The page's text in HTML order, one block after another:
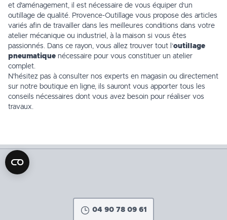
et d'aménagement, il est nécessaire de vous équiper d’un
outillage de qualité. Provence-Outillage vous propose des articles
variés afin de travailler dans les meilleures conditions dans votre
atelier mécanique ou industriel, à la maison si vous êtes
passionnés. Dans ce rayon, vous allez trouver tout l’outillage
pneumatique nécessaire pour vous constituer un atelier
complet.
N'hésitez pas à consulter nos experts en magasin ou directement
sur notre boutique en ligne, ils sauront vous apporter tous les
conseils nécessaires dont vous avez besoin pour réaliser vos
travaux.
04 90 78 09 61